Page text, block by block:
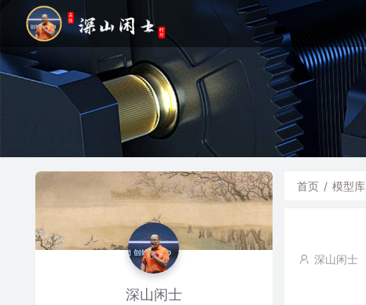
首页 / 模型库
深山闲士
深山闲士